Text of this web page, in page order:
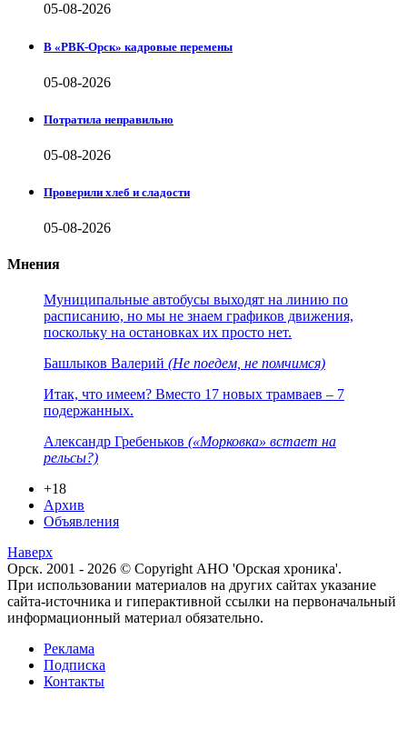
05-08-2026
В «РВК-Орск» кадровые перемены
05-08-2026
Потратила неправильно
05-08-2026
Проверили хлеб и сладости
05-08-2026
Мнения
Муниципальные автобусы выходят на линию по
расписанию, но мы не знаем графиков движения,
поскольку на остановках их просто нет.
Башлыков Валерий (Не поедем, не помчимся)
Итак, что имеем? Вместо 17 новых трамваев – 7
подержанных.
Александр Гребеньков («Морковка» встает на
рельсы?)
+18
Архив
Объявления
Наверх
Орск. 2001 - 2026 © Copyright АНО 'Орская хроника'.
При использовании материалов на других сайтах указание
сайта-источника и гиперактивной ссылки на первоначальный
информационный материал обязательно.
Реклама
Подписка
Контакты